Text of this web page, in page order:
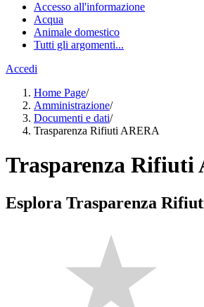
Accesso all'informazione
Acqua
Animale domestico
Tutti gli argomenti...
Accedi
Home Page/
Amministrazione/
Documenti e dati/
Trasparenza Rifiuti ARERA
Trasparenza Rifiuti
Esplora Trasparenza